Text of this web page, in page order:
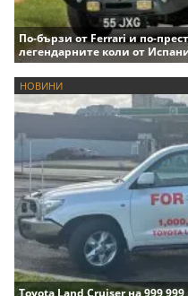
По-бързи от Ferrari и по-
легендарните коли от
НОВИНИ
Toyota Land Cruiser на 999